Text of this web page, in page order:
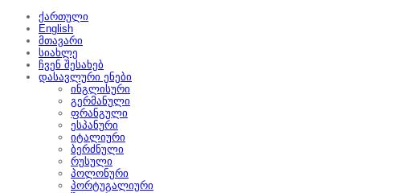
ქართული
English
მთავარი
სიახლე
ჩვენ შესახებ
დასავლური ენები
ინგლისური
გერმანული
ფრანგული
ესპანური
იტალიური
ბერძნული
რუსული
პოლონური
პორტუგალიური